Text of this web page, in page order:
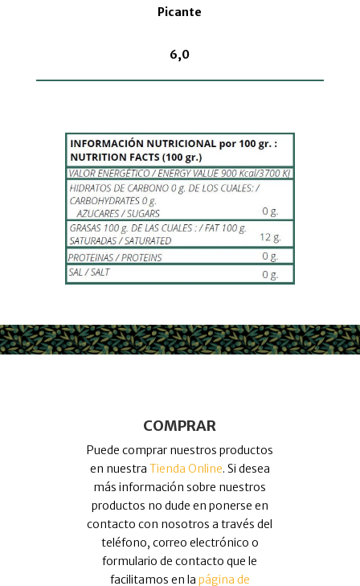
Picante
6,0
COMPRAR
Puede comprar nuestros productos
en nuestra Tienda Online. Si desea
más información sobre nuestros
productos no dude en ponerse en
contacto con nosotros a través del
teléfono, correo electrónico o
formulario de contacto que le
facilitamos en la página de